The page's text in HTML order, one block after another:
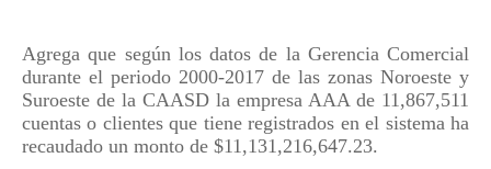
Agrega que según los datos de la Gerencia Comercial
durante el periodo 2000-2017 de las zonas Noroeste y
Suroeste de la CAASD la empresa AAA de 11,867,511
cuentas o clientes que tiene registrados en el sistema ha
recaudado un monto de $11,131,216,647.23.